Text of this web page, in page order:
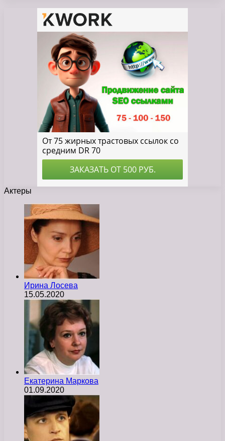
Актеры
Ирина Лосева
15.05.2020
Екатерина Маркова
01.09.2020